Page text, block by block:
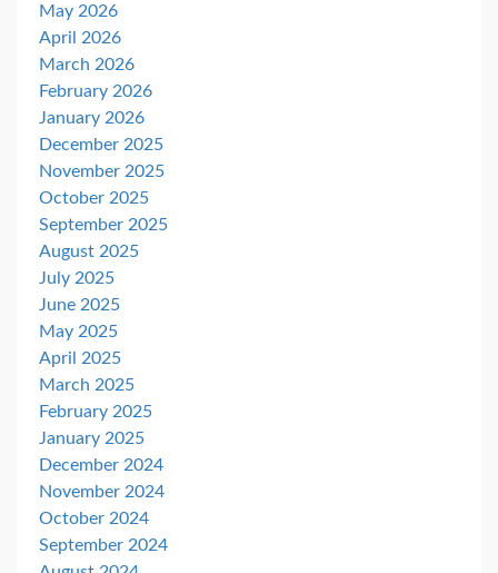
May 2026
April 2026
March 2026
February 2026
January 2026
December 2025
November 2025
October 2025
September 2025
August 2025
July 2025
June 2025
May 2025
April 2025
March 2025
February 2025
January 2025
December 2024
November 2024
October 2024
September 2024